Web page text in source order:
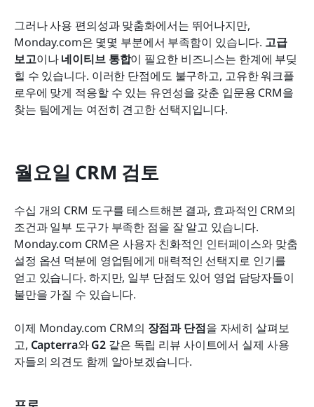
그러나 사용 편의성과 맞춤화에서는 뛰어나지만,
Monday.com은 몇몇 부분에서 부족함이 있습니다. 고급
보고이나 네이티브 통합이 필요한 비즈니스는 한계에 부딪
힐 수 있습니다. 이러한 단점에도 불구하고, 고유한 워크플
로우에 맞게 적응할 수 있는 유연성을 갖춘 입문용 CRM을
찾는 팀에게는 여전히 견고한 선택지입니다.
월요일 CRM 검토
수십 개의 CRM 도구를 테스트해본 결과, 효과적인 CRM의
조건과 일부 도구가 부족한 점을 잘 알고 있습니다.
Monday.com CRM은 사용자 친화적인 인터페이스와 맞춤
설정 옵션 덕분에 영업팀에게 매력적인 선택지로 인기를
얻고 있습니다. 하지만, 일부 단점도 있어 영업 담당자들이
불만을 가질 수 있습니다.
이제 Monday.com CRM의 장점과 단점을 자세히 살펴보
고, Capterra와 G2 같은 독립 리뷰 사이트에서 실제 사용
자들의 의견도 함께 알아보겠습니다.